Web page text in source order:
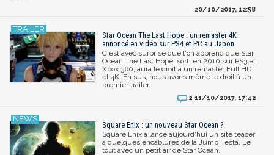
20/10/2017, 12:58
Star Ocean The Last Hope : un remaster 4K
annoncé en vidéo sur PS4 et PC au Japon
C'est avec surprise que l'on apprend que Star
Ocean The Last Hope, sorti en 2010 sur PS3 et
Xbox 360, aura le droit à un remaster Full HD
et 4K. En sus, nous avons même le droit à un
premier trailer.
2 11/10/2017, 17:42
Square Enix : un nouveau Star Ocean ?
Square Enix a lancé aujourd'hui un site teaser
a quelques encablures de la Jump Festa. Le
tout avec un petit air de Star Ocean.